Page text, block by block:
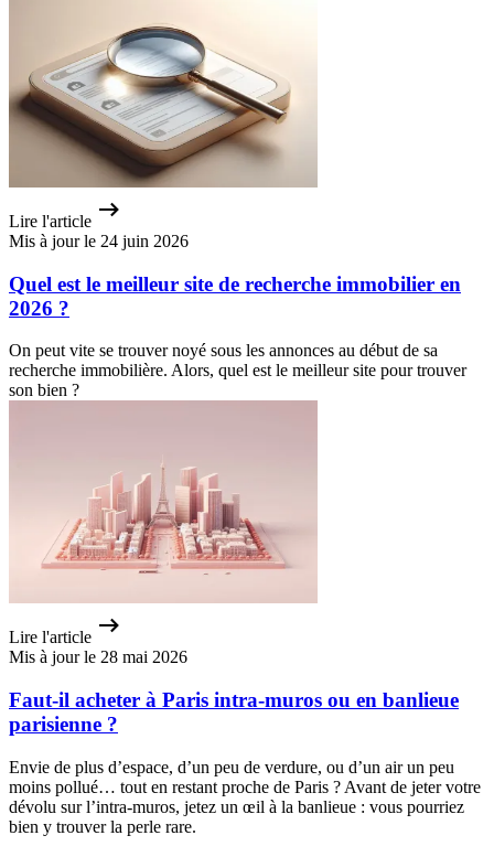
Lire l'article
Mis à jour le 24 juin 2026
Quel est le meilleur site de recherche immobilier en
2026 ?
On peut vite se trouver noyé sous les annonces au début de sa
recherche immobilière. Alors, quel est le meilleur site pour trouver
son bien ?
Lire l'article
Mis à jour le 28 mai 2026
Faut-il acheter à Paris intra-muros ou en banlieue
parisienne ?
Envie de plus d’espace, d’un peu de verdure, ou d’un air un peu
moins pollué… tout en restant proche de Paris ? Avant de jeter votre
dévolu sur l’intra-muros, jetez un œil à la banlieue : vous pourriez
bien y trouver la perle rare.